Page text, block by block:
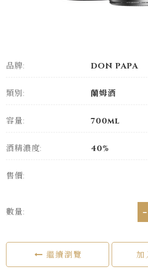
品牌: DON PAPA
類別: 蘭姆酒
容量: 700ml
酒精濃度: 40%
售價:
數量: -
繼續瀏覽 加